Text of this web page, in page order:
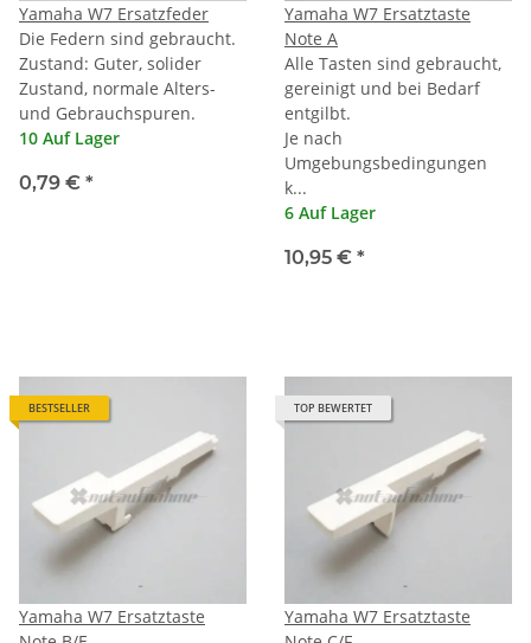
Yamaha W7 Ersatzfeder
Die Federn sind gebraucht.
Zustand: Guter, solider
Zustand, normale Alters-
und Gebrauchspuren.
10 Auf Lager
0,79 € *
Yamaha W7 Ersatztaste
Note A
Alle Tasten sind gebraucht,
gereinigt und bei Bedarf
entgilbt.
Je nach
Umgebungsbedingungen
k...
6 Auf Lager
10,95 € *
BESTSELLER
Yamaha W7 Ersatztaste
TOP BEWERTET
Yamaha W7 Ersatztaste